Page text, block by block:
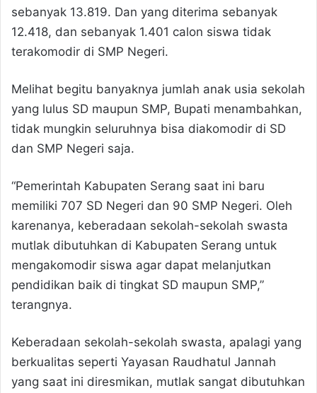
sebanyak 13.819. Dan yang diterima sebanyak
12.418, dan sebanyak 1.401 calon siswa tidak
terakomodir di SMP Negeri.
Melihat begitu banyaknya jumlah anak usia sekolah
yang lulus SD maupun SMP, Bupati menambahkan,
tidak mungkin seluruhnya bisa diakomodir di SD
dan SMP Negeri saja.
“Pemerintah Kabupaten Serang saat ini baru
memiliki 707 SD Negeri dan 90 SMP Negeri. Oleh
karenanya, keberadaan sekolah-sekolah swasta
mutlak dibutuhkan di Kabupaten Serang untuk
mengakomodir siswa agar dapat melanjutkan
pendidikan baik di tingkat SD maupun SMP,”
terangnya.
Keberadaan sekolah-sekolah swasta, apalagi yang
berkualitas seperti Yayasan Raudhatul Jannah
yang saat ini diresmikan, mutlak sangat dibutuhkan